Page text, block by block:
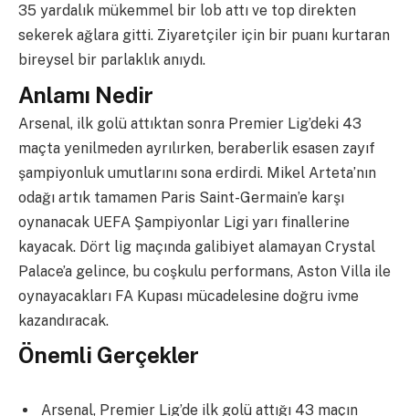
35 yardalık mükemmel bir lob attı ve top direkten
sekerek ağlara gitti. Ziyaretçiler için bir puanı kurtaran
bireysel bir parlaklık anıydı.
Anlamı Nedir
Arsenal, ilk golü attıktan sonra Premier Lig’deki 43
maçta yenilmeden ayrılırken, beraberlik esasen zayıf
şampiyonluk umutlarını sona erdirdi. Mikel Arteta’nın
odağı artık tamamen Paris Saint-Germain’e karşı
oynanacak UEFA Şampiyonlar Ligi yarı finallerine
kayacak. Dört lig maçında galibiyet alamayan Crystal
Palace’a gelince, bu coşkulu performans, Aston Villa ile
oynayacakları FA Kupası mücadelesine doğru ivme
kazandıracak.
Önemli Gerçekler
Arsenal, Premier Lig’de ilk golü attığı 43 maçın